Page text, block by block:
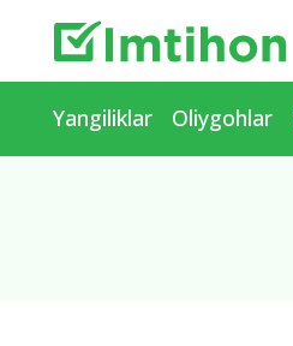
Yangiliklar Oliygohlar